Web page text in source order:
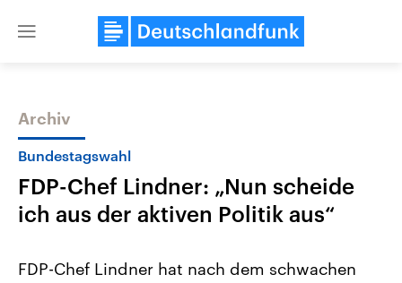
Close
Themen
Archiv
Bundestagswahl
FDP-Chef Lindner: „Nun scheide
ich aus der aktiven Politik aus“
FDP-Chef Lindner hat nach dem schwachen